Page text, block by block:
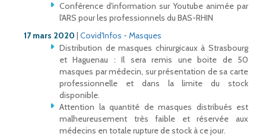
Conférence d'information sur Youtube animée par
l'ARS pour les professionnels du BAS-RHIN
17 mars 2020 | Covid'Infos - Masques
Distribution de masques chirurgicaux à Strasbourg
et Haguenau : Il sera remis une boite de 50
masques par médecin, sur présentation de sa carte
professionnelle et dans la limite du stock
disponible.
Attention la quantité de masques distribués est
malheureusement très faible et réservée aux
médecins en totale rupture de stock à ce jour.